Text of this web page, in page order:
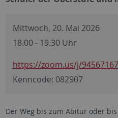
Mittwoch, 20. Mai 2026
18.00 - 19.30 Uhr
https://zoom.us/j/
Kenncode: 082907
Der Weg bis zum Abitur oder